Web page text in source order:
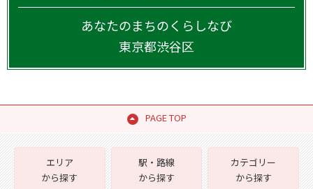
あなたのまちのくらしなび
東京都渋谷区
PAGE TOP
エリア
から探す
駅・路線
から探す
カテゴリー
から探す